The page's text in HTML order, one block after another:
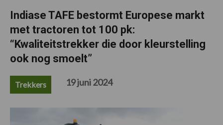
Indiase TAFE bestormt Europese markt
met tractoren tot 100 pk:
“Kwaliteitstrekker die door kleurstelling
ook nog smoelt”
Trekkers 19 juni 2024